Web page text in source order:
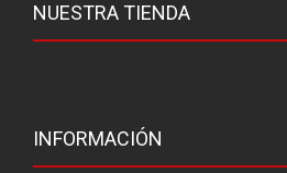
NUESTRA TIENDA
INFORMACIÓN